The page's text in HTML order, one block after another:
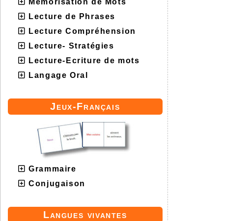
Mémorisation de Mots
Lecture de Phrases
Lecture Compréhension
Lecture- Stratégies
Lecture-Ecriture de mots
Langage Oral
Jeux-Français
Grammaire
Conjugaison
Langues vivantes